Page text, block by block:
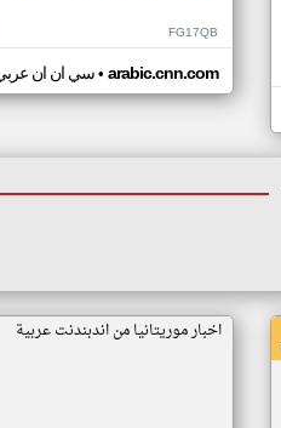
FG17QB
سي ان ان• arabic.cnn.com
اخبار موريتانيا من اندبندنت عربية